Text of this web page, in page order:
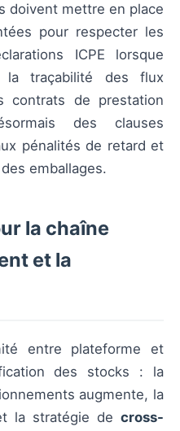
doivent mettre en place
pour respecter les
ICPE lorsque
la traçabilité des flux
contrats de prestation
des clauses
pénalités de retard et
emballages.
la chaîne
et la
entre plateforme et
des stocks : la
augmente, la
la stratégie de cross-